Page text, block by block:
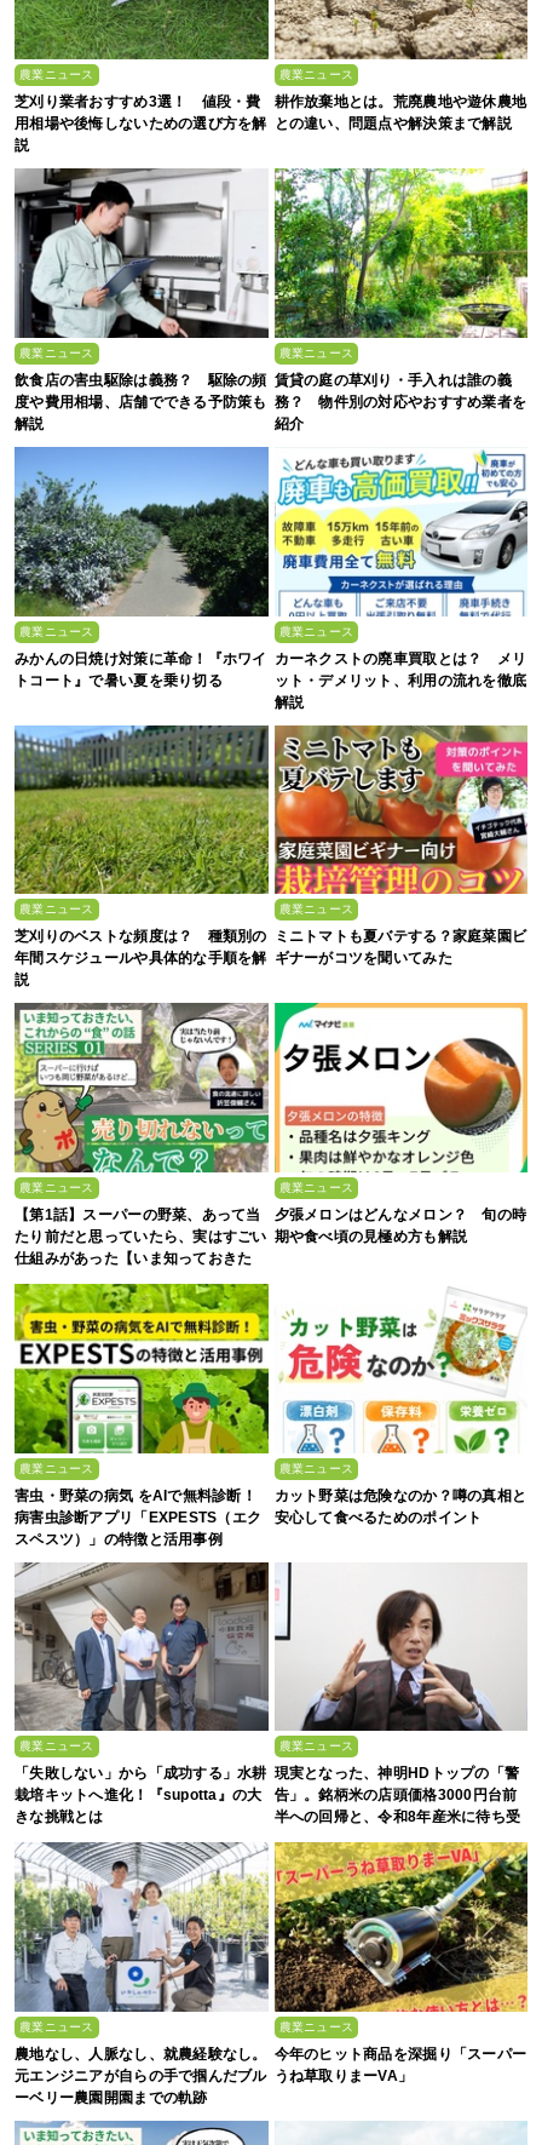
農業ニュース
芝刈り業者おすすめ3選！ 値段・費
用相場や後悔しないための選び方を解
説
農業ニュース
耕作放棄地とは。荒廃農地や遊休農地
との違い、問題点や解決策まで解説
農業ニュース
飲食店の害虫駆除は義務？ 駆除の頻
度や費用相場、店舗でできる予防策も
解説
農業ニュース
賃貸の庭の草刈り・手入れは誰の義
務？ 物件別の対応やおすすめ業者を
紹介
農業ニュース
みかんの日焼け対策に革命！『ホワイ
トコート』で暑い夏を乗り切る
農業ニュース
カーネクストの廃車買取とは？ メリ
ット・デメリット、利用の流れを徹底
解説
農業ニュース
芝刈りのベストな頻度は？ 種類別の
年間スケジュールや具体的な手順を解
説
農業ニュース
ミニトマトも夏バテする？家庭菜園ビ
ギナーがコツを聞いてみた
農業ニュース
【第1話】スーパーの野菜、あって当
たり前だと思っていたら、実はすごい
仕組みがあった【いま知っておきた
い、これからの”食”の話】
農業ニュース
夕張メロンはどんなメロン？ 旬の時
期や食べ頃の見極め方も解説
農業ニュース
害虫・野菜の病気 をAIで無料診断！
病害虫診断アプリ「EXPESTS（エク
スペスツ）」の特徴と活用事例
農業ニュース
カット野菜は危険なのか？噂の真相と
安心して食べるためのポイント
農業ニュース
「失敗しない」から「成功する」水耕
栽培キットへ進化！『supotta』の大
きな挑戦とは
農業ニュース
現実となった、神明HDトップの「警
告」。銘柄米の店頭価格3000円台前
半への回帰と、令和8年産米に待ち受
ける“大暴落”の可能性
農業ニュース
農地なし、人脈なし、就農経験なし。
元エンジニアが自らの手で掴んだブル
ーベリー農園開園までの軌跡
農業ニュース
今年のヒット商品を深掘り「スーパー
うね草取りまーVA」